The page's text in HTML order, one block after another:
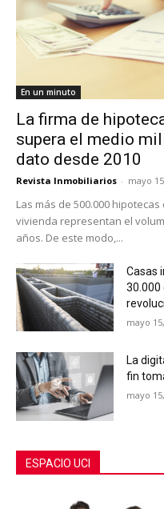
En un minuto
La firma de
supera el medio
dato desde 2010
Revista Inmobiliarios - mayo
Las más de 500.000
vivienda representan el
años. De este modo,...
Casas
30.000
mayo
La
fin
mayo
ESPACIO UCI